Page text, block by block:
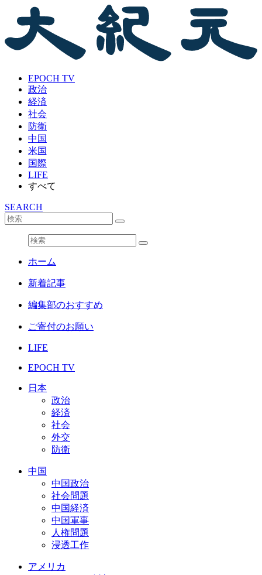
EPOCH TV
政治
経済
社会
防衛
中国
米国
国際
LIFE
すべて
SEARCH
ホーム
新着記事
編集部のおすすめ
ご寄付のお願い
LIFE
EPOCH TV
日本
政治
経済
社会
外交
防衛
中国
中国政治
社会問題
中国経済
中国軍事
人権問題
浸透工作
アメリカ